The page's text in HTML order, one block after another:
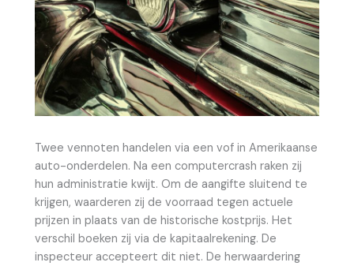
Twee vennoten handelen via een vof in Amerikaanse
auto-onderdelen. Na een computercrash raken zij
hun administratie kwijt. Om de aangifte sluitend te
krijgen, waarderen zij de voorraad tegen actuele
prijzen in plaats van de historische kostprijs. Het
verschil boeken zij via de kapitaalrekening. De
inspecteur accepteert dit niet. De herwaardering